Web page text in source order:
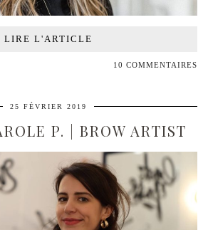
LIRE L'ARTICLE
10 COMMENTAIRES
25 FÉVRIER 2019
P. | BROW ARTIST